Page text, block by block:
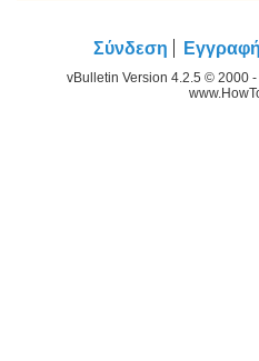
Σύνδεση Εγγραφή
vBulletin Version 4.2.5 © 2000